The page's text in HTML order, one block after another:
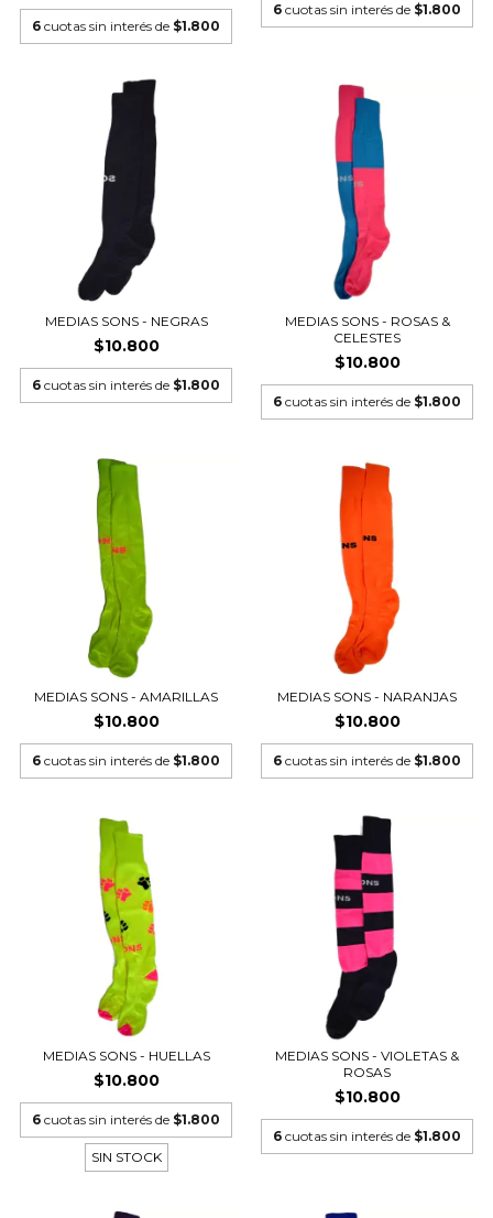
6 cuotas sin interés de $1.800
6 cuotas sin interés de $1.800
MEDIAS SONS - NEGRAS
$10.800
6 cuotas sin interés de $1.800
MEDIAS SONS - ROSAS &
CELESTES
$10.800
6 cuotas sin interés de $1.800
MEDIAS SONS - AMARILLAS
$10.800
6 cuotas sin interés de $1.800
MEDIAS SONS - NARANJAS
$10.800
6 cuotas sin interés de $1.800
MEDIAS SONS - HUELLAS
$10.800
6 cuotas sin interés de $1.800
SIN STOCK
MEDIAS SONS - VIOLETAS &
ROSAS
$10.800
6 cuotas sin interés de $1.800